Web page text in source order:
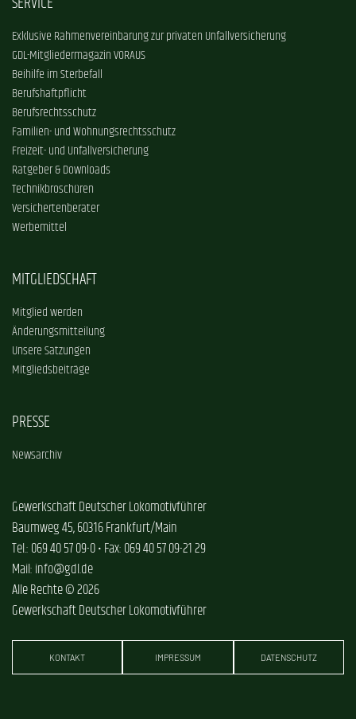
Exklusive Rahmenvereinbarung zur privaten Unfallversicherung
GDL-Mitgliedermagazin VORAUS
Beihilfe im Sterbefall
Berufshaftpflicht
Berufsrechtsschutz
Familien- und Wohnungsrechtsschutz
Freizeit- und Unfallversicherung
Ratgeber & Downloads
Technikbroschüren
Versichertenberater
Werbemittel
MITGLIEDSCHAFT
Mitglied werden
Änderungsmitteilung
Unsere Satzungen
Mitgliedsbeiträge
PRESSE
Newsarchiv
Gewerkschaft Deutscher Lokomotivführer
Baumweg 45, 60316 Frankfurt/Main
Tel.: 069 40 57 09-0 • Fax: 069 40 57 09-21 29
Mail: info@gdl.de
Alle Rechte © 2026
Gewerkschaft Deutscher Lokomotivführer
KONTAKT IMPRESSUM DATENSCHUTZ